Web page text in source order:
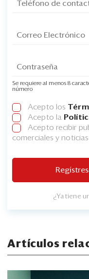
Se requiere al menos 8
número
Acepto los
Acepto la
Acepto recibir
comerciales y
¿Ya tiene
Artículos